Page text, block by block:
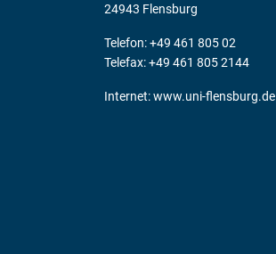
24943 Flensburg
Telefon: +49 461 805 02
Telefax: +49 461 805 2144
Internet:www.uni-flensburg.de